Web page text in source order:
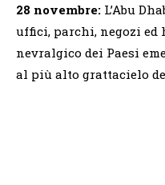
28 novembre: L’Abu
uffici, parchi, negozi ed
nevralgico dei Paesi
al più alto grattacielo